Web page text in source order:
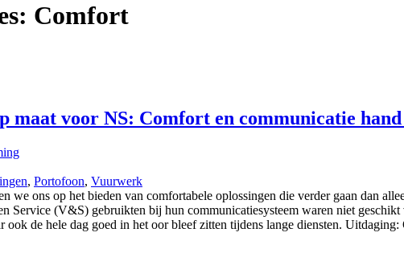
Comfort
maat voor NS: Comfort en communicatie
, Portofoon, Vuurwerk
we ons op het bieden van comfortabele oplossingen die verder gaan dan
Service (V&S) gebruikten bij hun communicatiesysteem waren niet
ook de hele dag goed in het oor bleef zitten tijdens lange diensten.